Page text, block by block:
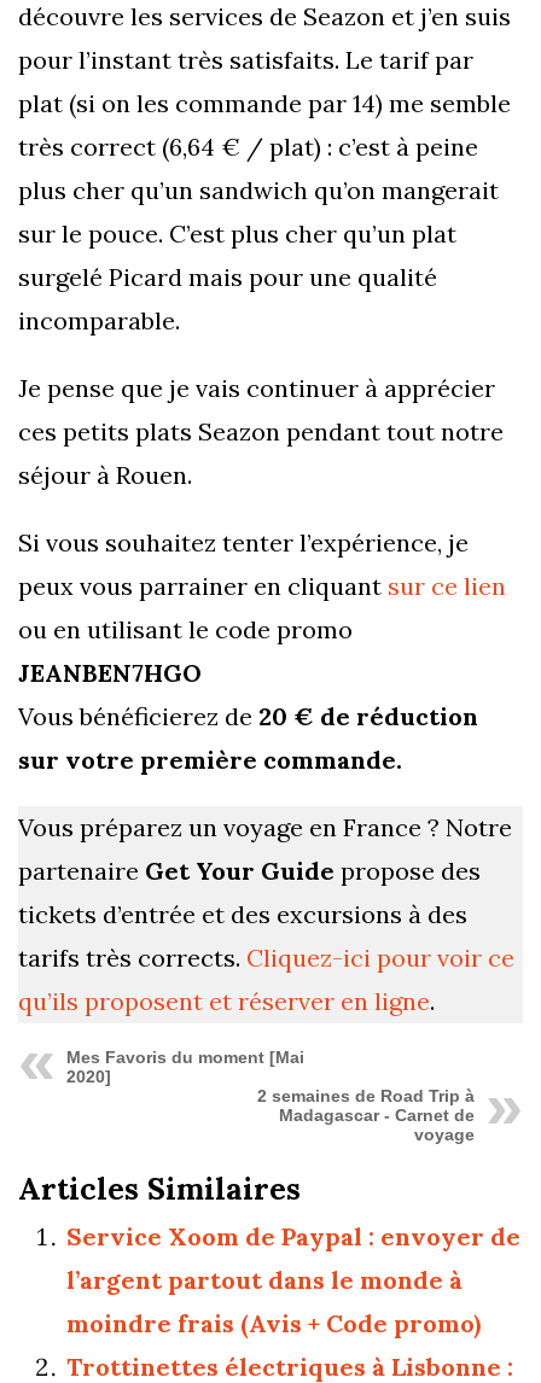
découvre les services de Seazon et j’en suis
pour l’instant très satisfaits. Le tarif par
plat (si on les commande par 14) me semble
très correct (6,64 € / plat) : c’est à peine
plus cher qu’un sandwich qu’on mangerait
sur le pouce. C’est plus cher qu’un plat
surgelé Picard mais pour une qualité
incomparable.
Je pense que je vais continuer à apprécier
ces petits plats Seazon pendant tout notre
séjour à Rouen.
Si vous souhaitez tenter l’expérience, je
peux vous parrainer en cliquant sur ce lien
ou en utilisant le code promo
JEANBEN7HGO
Vous bénéficierez de 20 € de réduction
sur votre première commande.
Vous préparez un voyage en France ? Notre
partenaire Get Your Guide propose des
tickets d’entrée et des excursions à des
tarifs très corrects. Cliquez-ici pour voir ce
qu’ils proposent et réserver en ligne.
Mes Favoris du moment [Mai
2020]
2 semaines de Road Trip à
Madagascar - Carnet de
voyage
Articles Similaires
Service Xoom de Paypal : envoyer de
l’argent partout dans le monde à
moindre frais (Avis + Code promo)
Trottinettes électriques à Lisbonne :